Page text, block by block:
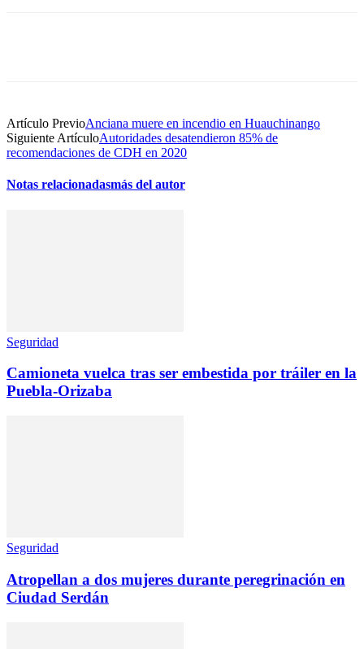
Artículo PrevioAnciana muere en incendio en Huauchinango
Siguiente ArtículoAutoridades desatendieron 85% de
recomendaciones de CDH en 2020
Notas relacionadasmás del autor
Seguridad
Camioneta vuelca tras ser embestida por tráiler en la
Puebla-Orizaba
Seguridad
Atropellan a dos mujeres durante peregrinación en
Ciudad Serdán